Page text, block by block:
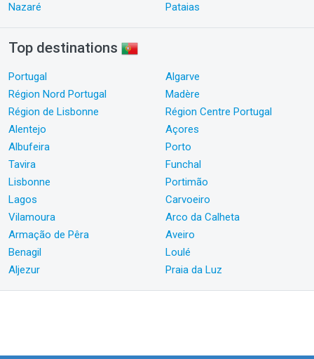
Nazaré Pataias
Top destinations
Portugal
Algarve
Région Nord Portugal
Madère
Région de Lisbonne
Région Centre Portugal
Alentejo
Açores
Albufeira
Porto
Tavira
Funchal
Lisbonne
Portimão
Lagos
Carvoeiro
Vilamoura
Arco da Calheta
Armação de Pêra
Aveiro
Benagil
Loulé
Aljezur
Praia da Luz